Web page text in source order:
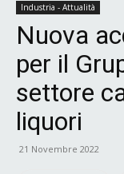
Industria - Attualità
Nuova
per il
settore
liquori
21 Novembre 2022